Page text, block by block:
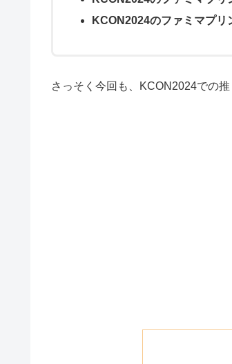
KCON2024のファミマプ
さっそく今回も、KCON2024での